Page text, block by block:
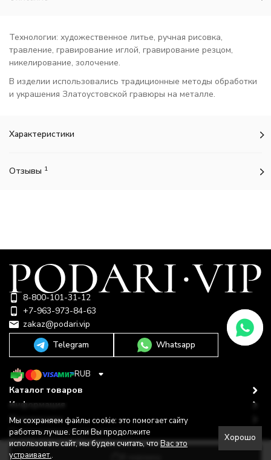
Технологии: художественное литье, ручная рисовка,
травление, гравирование иглой, гравирование резцом,
никелирование, золочение.
В изделии использовались традиционные методы обработки
и украшения Златоустовской гравюры на металле.
Характеристики
Отзывы 1
8-800-101-31-12
+7-963-973-84-63
zakaz@podari.vip
Telegram
Whatsapp
RUB
Каталог товаров
Информация
Покупателю
Политика персональных данных
© 2009-2026 ООО "Подари"
Разработано в bodysite.ru
Мы сохраняем файлы cookie: это помогает сайту
работать лучше. Если Вы продолжите
использовать сайт, мы будем считать, что Вас это
устраивает..
Хорошо